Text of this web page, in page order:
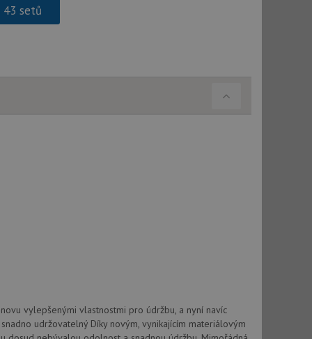
43 setů
vylepšenými vlastnostmi pro údržbu, a nyní navíc
udržovatelný Díky novým, vynikajícím materiálovým
účtu. Webové
k
Tento soubor
náhodně
požadavku
uživatele a
Zaznamenává
ochrany